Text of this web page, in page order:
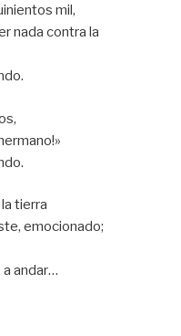
mil,
nada contra la
tierra
emocionado;
a andar…